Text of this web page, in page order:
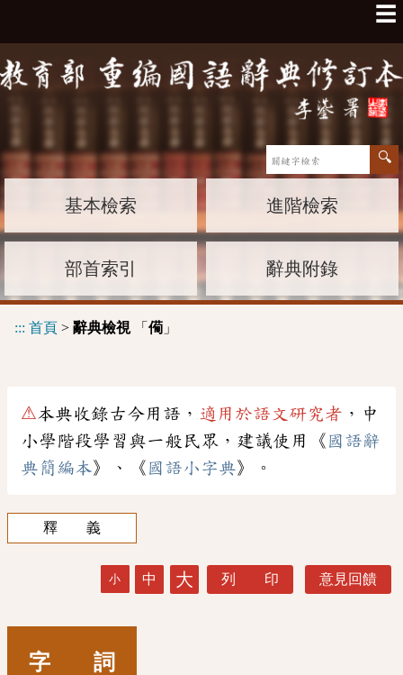
☰
基本檢索 進階檢索
部首索引 辭典附錄
::: 首頁 > 辭典檢視「 僃 」
⚠本典收錄古今用語， 適用於語文研究者 ，中
小學階段學習與一般民眾，建議使用《 國語辭
典簡編本》、《 國語小字典》。
釋 義
小 中 大 列 印 意見回饋
字 詞